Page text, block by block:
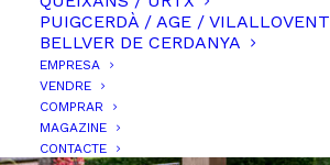
PUIGCERDÀ / AGE / VILALLOVENT
BELLVER DE CERDANYA
EMPRESA
VENDRE
COMPRAR
MAGAZINE
CONTACTE